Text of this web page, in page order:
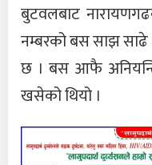
बुटवलबाट
नम्बरको बस साझ साढे
छ । बस आफै
खसेको थियो ।